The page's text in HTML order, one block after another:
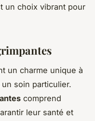
un choix vibrant pour
un charme unique à
soin particulier.
comprend
leur santé et